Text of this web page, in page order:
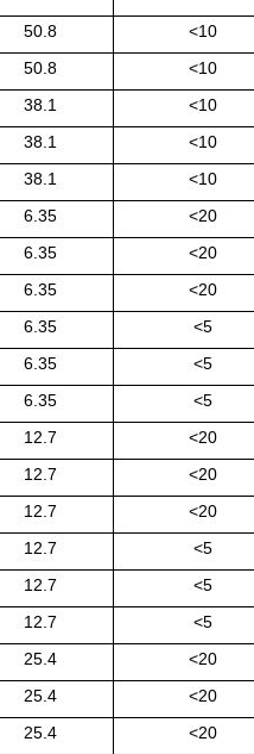
50.8
<10
50.8
<10
38.1
<10
38.1
<10
38.1
<10
6.35
<20
6.35
<20
6.35
<20
6.35
<5
6.35
<5
6.35
<5
12.7
<20
12.7
<20
12.7
<20
12.7
<5
12.7
<5
12.7
<5
25.4
<20
25.4
<20
25.4
<20